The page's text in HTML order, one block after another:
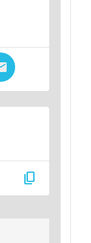
content_copy